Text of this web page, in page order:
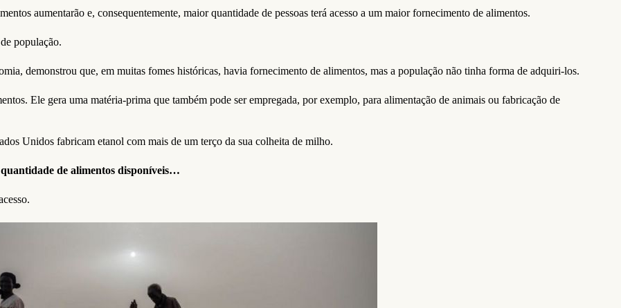
aumentarão e, consequentemente, maior quantidade de pessoas terá acesso a um maior fornecimento de alimentos.
população.
demonstrou que, em muitas fomes históricas, havia fornecimento de alimentos, mas a população não tinha forma de adquiri-los.
Ele gera uma matéria-prima que também pode ser empregada, por exemplo, para alimentação de animais ou fabricação de
Unidos fabricam etanol com mais de um terço da sua colheita de milho.
de alimentos disponíveis…